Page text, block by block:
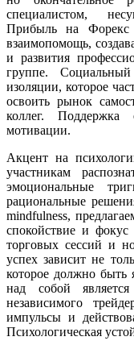
специалистом,
Прибыль на Форекс
взаимопомощь,
и развития
группе.
изоляции, которое
освоить рынок
коллег. Поддержка
мотивации.
Акцент на
участникам
эмоциональные
рациональные
mindfulness,
спокойствие и
торговых сессий и
успех зависит не
которое должно быть
над собой
независимого
импульсы и
Психологическая